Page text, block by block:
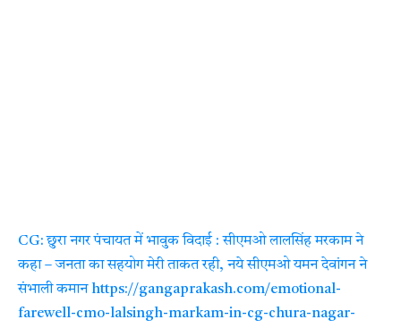
CG: छुरा नगर पंचायत में भावुक विदाई : सीएमओ लालसिंह मरकाम ने
कहा – जनता का सहयोग मेरी ताकत रही, नये सीएमओ यमन देवांगन ने
संभाली कमान https://gangaprakash.com/emotional-
farewell-cmo-lalsingh-markam-in-cg-chura-nagar-